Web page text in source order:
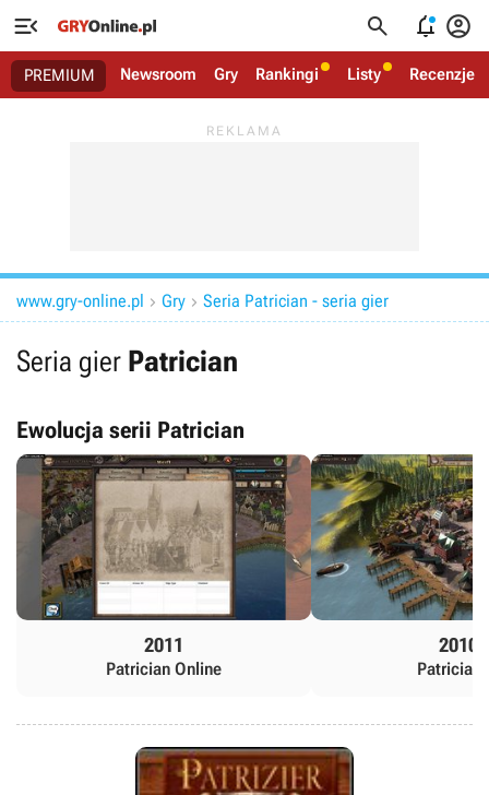
   
PREMIUM Newsroom Gry Rankingi Listy Recenzje
www.gry-online.pl  Gry  Seria Patrician - seria gier
Seria gier Patrician
Ewolucja serii Patrician
2011
Patrician Online
2010
Patrician